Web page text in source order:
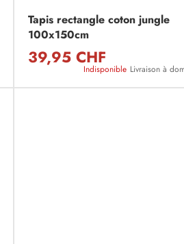
Tapis rectangle coton jungle
100x150cm
39,95 CHF
Indisponible Livraison à